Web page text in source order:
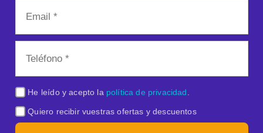
He leído y acepto la política de privacidad
Quiero recibir vuestras ofertas y descuentos